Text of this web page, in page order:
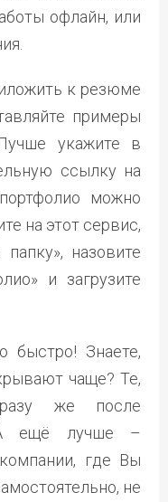
офлайн, или
к резюме
примеры
укажите в
ссылку на
можно
на этот сервис,
назовите
и загрузите
быстро! Знаете,
чаще? Те,
же после
А ещё лучше –
где Вы
не